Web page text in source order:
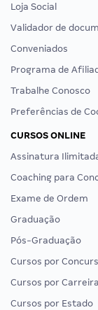
Loja Social
Validador de
Conveniados
Programa de
Trabalhe Conosco
Preferências de
CURSOS ONLINE
Assinatura
Coaching para
Exame de Ordem
Graduação
Pós-Graduação
Cursos por
Cursos por Carreira
Cursos por Estado